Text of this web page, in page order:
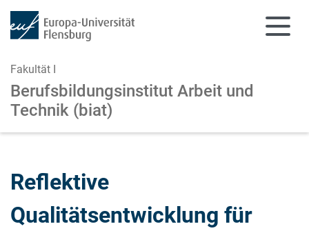
Fakultät I
Berufsbildungsinstitut Arbeit und
Technik (biat)
Reflektive
Qualitätsentwicklung für